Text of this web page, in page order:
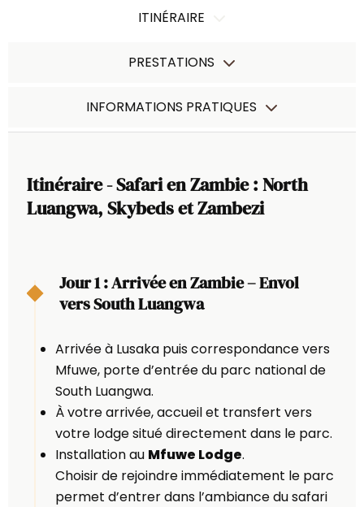
ITINÉRAIRE
PRESTATIONS
INFORMATIONS PRATIQUES
Itinéraire - Safari en Zambie : North
Luangwa, Skybeds et Zambezi
Jour 1 : Arrivée en Zambie – Envol
vers South Luangwa
Arrivée à Lusaka puis correspondance vers
Mfuwe, porte d’entrée du parc national de
South Luangwa.
À votre arrivée, accueil et transfert vers
votre lodge situé directement dans le parc.
Installation au Mfuwe Lodge.
Choisir de rejoindre immédiatement le parc
permet d’entrer dans l’ambiance du safari